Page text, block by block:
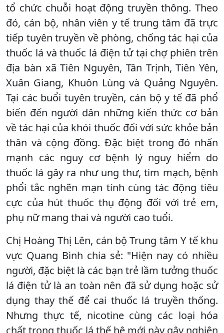
tổ chức chuỗi hoạt động truyền thông. Theo
đó, cán bộ, nhân viên y tế trung tâm đã trực
tiếp tuyên truyền về phòng, chống tác hại của
thuốc lá và thuốc lá điện tử tại chợ phiên trên
địa bàn xã Tiên Nguyên, Tân Trịnh, Tiên Yên,
Xuân Giang, Khuôn Lùng và Quảng Nguyên.
Tại các buổi tuyên truyền, cán bộ y tế đã phổ
biến đến người dân những kiến thức cơ bản
về tác hại của khói thuốc đối với sức khỏe bản
thân và cộng đồng. Đặc biệt trong đó nhấn
mạnh các nguy cơ bệnh lý nguy hiểm do
thuốc lá gây ra như ung thư, tim mạch, bệnh
phổi tắc nghẽn mạn tính cùng tác động tiêu
cực của hút thuốc thụ động đối với trẻ em,
phụ nữ mang thai và người cao tuổi.
Chị Hoàng Thị Lên, cán bộ Trung tâm Y tế khu
vực Quang Bình chia sẻ: "Hiện nay có nhiều
người, đặc biệt là các bạn trẻ lầm tưởng thuốc
lá điện tử là an toàn nên đã sử dụng hoặc sử
dụng thay thế để cai thuốc lá truyền thống.
Nhưng thực tế, nicotine cùng các loại hóa
chất trong thuốc lá thế hệ mới này gây nghiện